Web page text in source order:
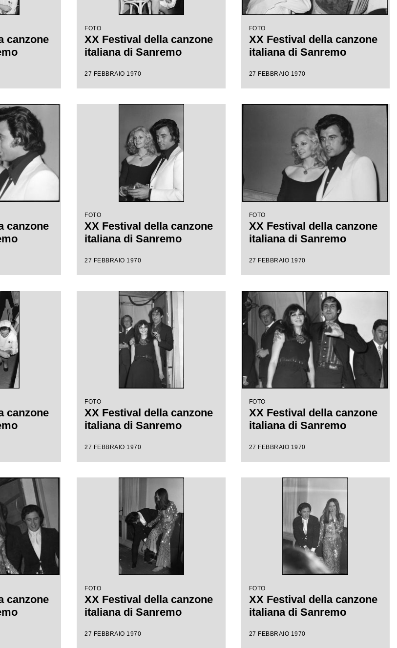
canzone
FOTO
XX Festival della canzone
italiana di Sanremo
27 FEBBRAIO 1970
FOTO
XX Festival della canzone
italiana di Sanremo
27 FEBBRAIO 1970
canzone
FOTO
XX Festival della canzone
italiana di Sanremo
27 FEBBRAIO 1970
FOTO
XX Festival della canzone
italiana di Sanremo
27 FEBBRAIO 1970
canzone
FOTO
XX Festival della canzone
italiana di Sanremo
27 FEBBRAIO 1970
FOTO
XX Festival della canzone
italiana di Sanremo
27 FEBBRAIO 1970
canzone
FOTO
XX Festival della canzone
italiana di Sanremo
27 FEBBRAIO 1970
FOTO
XX Festival della canzone
italiana di Sanremo
27 FEBBRAIO 1970